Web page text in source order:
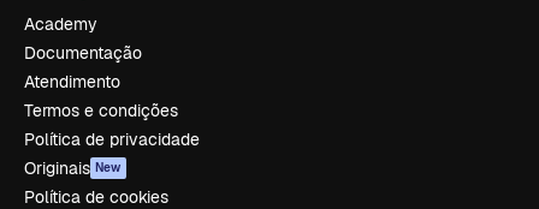
Academy
Documentação
Atendimento
Termos e condições
Política de privacidade
Originais New
Política de cookies